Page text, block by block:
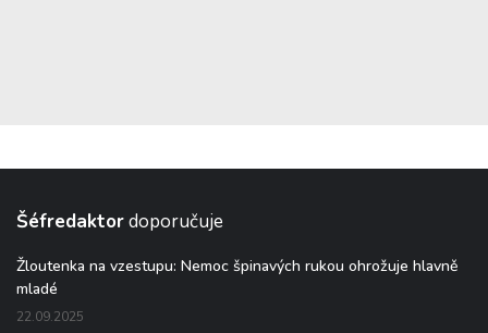
Šéfredaktordoporučuje
Žloutenka na vzestupu: Nemoc špinavých rukou ohrožuje hlavně
mladé
22.09.2025